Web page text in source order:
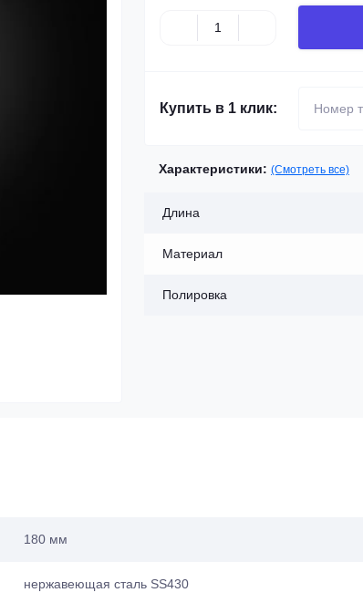
Купить в 1 клик:
Характеристики: (Смотреть все)
Длина
Материал
Полировка
180 мм
нержавеющая сталь SS430